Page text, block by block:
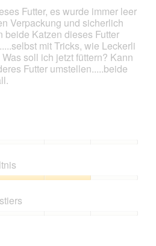
Futter, es wurde immer leer
Verpackung und sicherlich
beide Katzen dieses Futter
mit Tricks, wie Leckerli
soll ich jetzt füttern? Kann
Futter umstellen.....beide